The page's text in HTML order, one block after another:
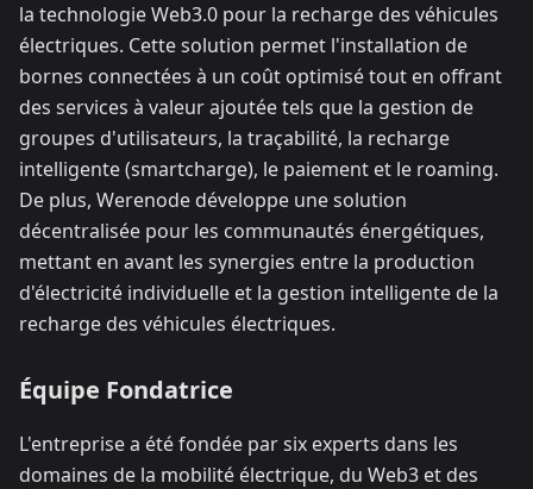
la technologie Web3.0 pour la recharge des véhicules
électriques. Cette solution permet l'installation de
bornes connectées à un coût optimisé tout en offrant
des services à valeur ajoutée tels que la gestion de
groupes d'utilisateurs, la traçabilité, la recharge
intelligente (smartcharge), le paiement et le roaming.
De plus, Werenode développe une solution
décentralisée pour les communautés énergétiques,
mettant en avant les synergies entre la production
d'électricité individuelle et la gestion intelligente de la
recharge des véhicules électriques.​
Équipe Fondatrice
L'entreprise a été fondée par six experts dans les
domaines de la mobilité électrique, du Web3 et des